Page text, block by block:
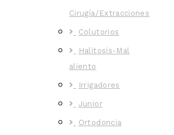
Cirugía/Extracciones
Colutorios
Halitosis-Mal
aliento
Irrigadores
Junior
Ortodoncia